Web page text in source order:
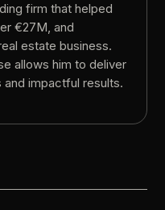
firm that helped
€27M, and
estate business.
allows him to deliver
and impactful results.